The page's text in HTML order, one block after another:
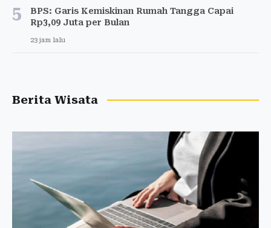
5
BPS: Garis Kemiskinan Rumah Tangga Capai
Rp3,09 Juta per Bulan
23 jam lalu
Berita Wisata